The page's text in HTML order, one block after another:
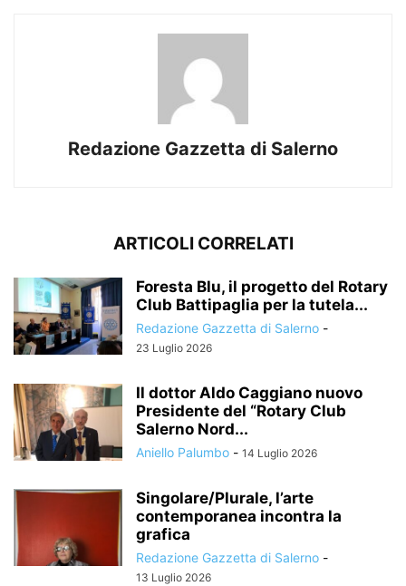
Redazione Gazzetta di Salerno
ARTICOLI CORRELATI
Foresta Blu, il progetto del Rotary
Club Battipaglia per la tutela...
Redazione Gazzetta di Salerno -
23 Luglio 2026
Il dottor Aldo Caggiano nuovo
Presidente del “Rotary Club
Salerno Nord...
Aniello Palumbo - 14 Luglio 2026
Singolare/Plurale, l’arte
contemporanea incontra la
grafica
Redazione Gazzetta di Salerno -
13 Luglio 2026